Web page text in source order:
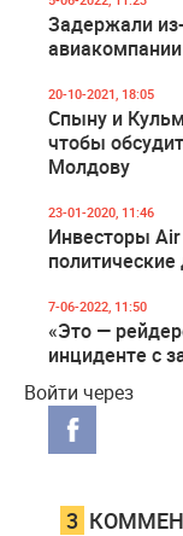
Задержали
20-10-2021, 18:05
Спыну и
чтобы
Молдову
23-01-2020, 11:46
Инвесторы
7-06-2022, 11:50
«Это —
инциденте с
Войти через
3